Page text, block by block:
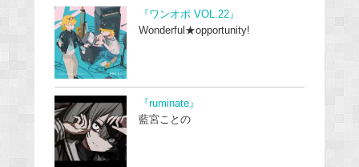
『ワンオポ VOL.22』
Wonderful★opportunity!
『ruminate』
藍宮ことの